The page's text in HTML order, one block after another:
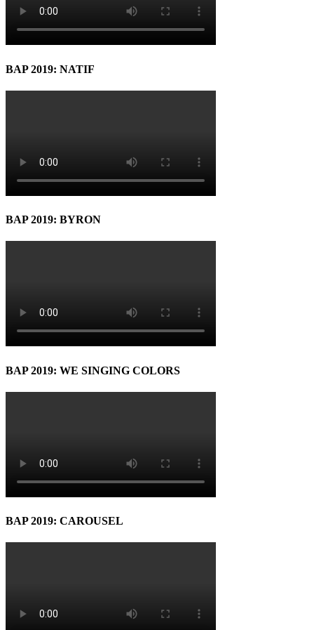
BAP 2019: NATIF
BAP 2019: BYRON
BAP 2019: WE SINGING COLORS
BAP 2019: CAROUSEL